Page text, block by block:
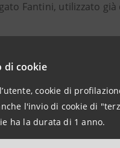
di cookie
cookie di
l'invio di cookie di
ha la durata di 1 anno.
Fantini, utilizzato già
vino dal 1538,
si dedicò al
delle più
dei vigneti alla
continuano